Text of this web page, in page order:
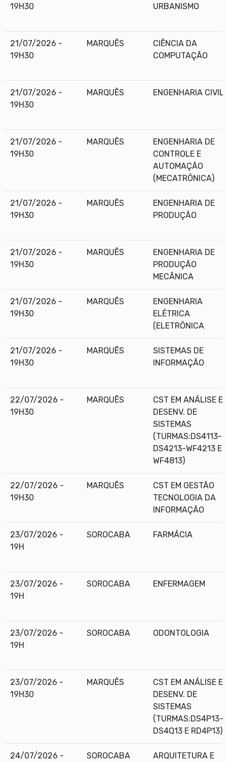
19H30
URBANISMO
21/07/2026 -
19H30
MARQUÊS
CIÊNCIA DA
COMPUTAÇÃO
21/07/2026 -
19H30
MARQUÊS ENGENHARIA CIVIL
21/07/2026 -
19H30
MARQUÊS
ENGENHARIA DE
CONTROLE E
AUTOMAÇÃO
(MECATRÔNICA)
21/07/2026 -
19H30
MARQUÊS
ENGENHARIA DE
PRODUÇÃO
21/07/2026 -
19H30
MARQUÊS
ENGENHARIA DE
PRODUÇÃO
MECÂNICA
21/07/2026 -
19H30
MARQUÊS
ENGENHARIA
ELÉTRICA
(ELETRÔNICA
21/07/2026 -
19H30
MARQUÊS
SISTEMAS DE
INFORMAÇÃO
22/07/2026 -
19H30
MARQUÊS
CST EM ANÁLISE E
DESENV. DE
SISTEMAS
(TURMAS:DS4113-
DS4213-WF4213 E
WF4813)
22/07/2026 -
19H30
MARQUÊS
CST EM GESTÃO
TECNOLOGIA DA
INFORMAÇÃO
23/07/2026 -
19H
SOROCABA FARMÁCIA
23/07/2026 -
19H
SOROCABA ENFERMAGEM
23/07/2026 -
19H
SOROCABA ODONTOLOGIA
23/07/2026 -
19H30
MARQUÊS
CST EM ANÁLISE E
DESENV. DE
SISTEMAS
(TURMAS:DS4P13-
DS4Q13 E RD4P13)
24/07/2026 - SOROCABA ARQUITETURA E